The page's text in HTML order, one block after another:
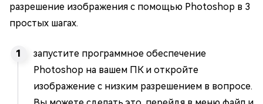
разрешение изображения с помощью Photoshop в 3
простых шагах.
запустите программное обеспечение
Photoshop на вашем ПК и откройте
изображение с низким разрешением в вопросе.